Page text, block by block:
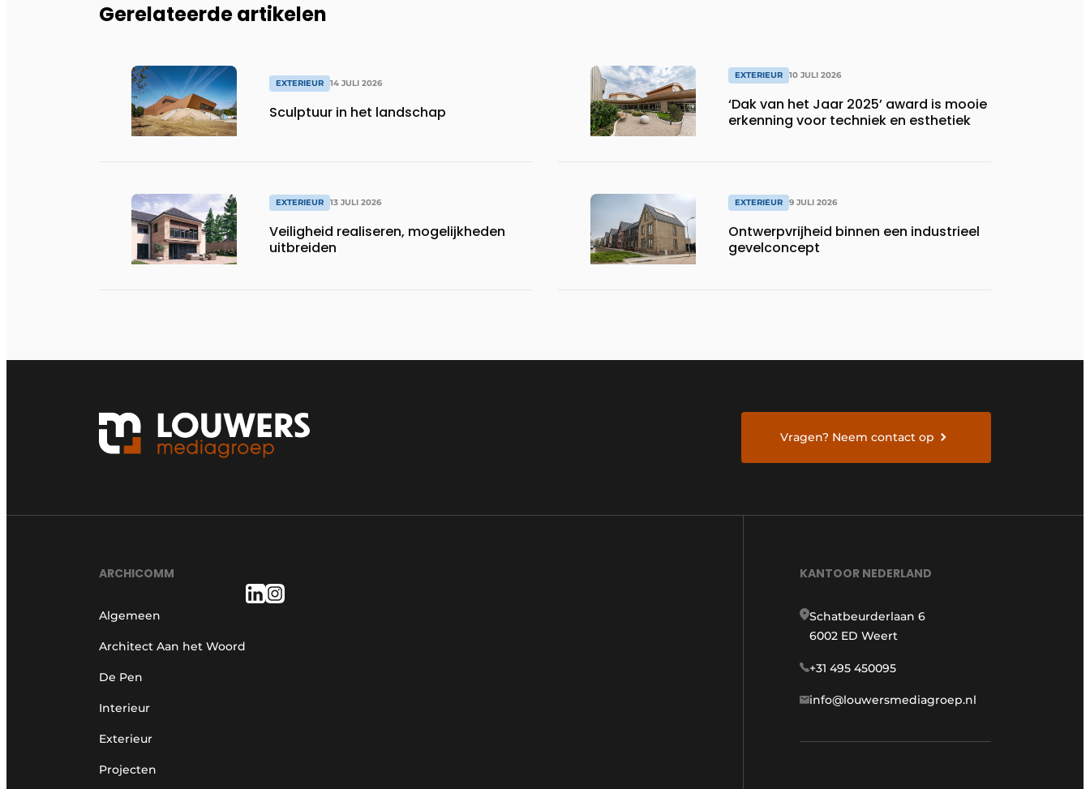
Gerelateerde artikelen
EXTERIEUR 14 JULI 2026
Sculptuur in het landschap
EXTERIEUR 13 JULI 2026
Veiligheid realiseren, mogelijkheden
uitbreiden
EXTERIEUR 10 JULI 2026
‘Dak van het Jaar 2025’ award is mooie
erkenning voor techniek en esthetiek
EXTERIEUR 9 JULI 2026
Ontwerpvrijheid binnen een industrieel
gevelconcept
Vragen? Neem contact op
ARCHICOMM
Algemeen
Architect Aan het Woord
De Pen
Interieur
Exterieur
Projecten
KANTOOR NEDERLAND
Schatbeurderlaan 6
6002 ED Weert
+31 495 450095
info@louwersmediagroep.nl